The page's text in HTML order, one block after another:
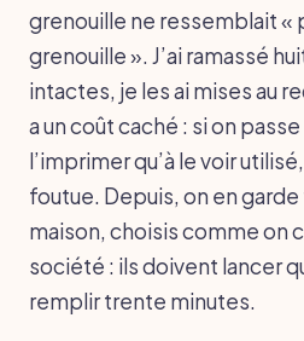
grenouille ne ressemblait «
grenouille ». J’ai ramassé
intactes, je les ai mises au
a un coût caché : si on
l’imprimer qu’à le voir
foutue. Depuis, on en
maison, choisis comme on
société : ils doivent lancer
remplir trente minutes.